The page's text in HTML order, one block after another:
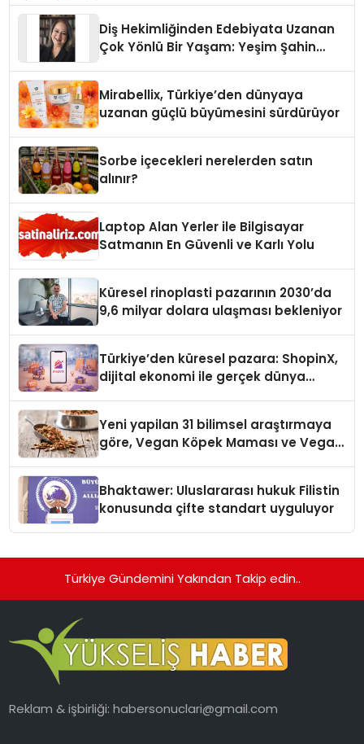
Diş Hekimliğinden Edebiyata Uzanan
Çok Yönlü Bir Yaşam: Yeşim Şahin
Mirabellix, Türkiye’den dünyaya
uzanan güçlü büyümesini sürdürüyor
Sorbe içecekleri nerelerden satın
alınır?
Laptop Alan Yerler ile Bilgisayar
Satmanın En Güvenli ve Karlı Yolu
Küresel rinoplasti pazarının 2030’da
9,6 milyar dolara ulaşması bekleniyor
Türkiye’den küresel pazara: ShopinX,
dijital ekonomi ile gerçek dünya
Yeni yapilan 31 bilimsel araştırmaya
göre, Vegan Köpek Maması ve Vegan
Bhaktawer: Uluslararası hukuk Filistin
konusunda çifte standart uyguluyor
Türkiye Gündemini Yakından Takip edin..
Reklam & işbirliği:habersonuclari@gmail.com